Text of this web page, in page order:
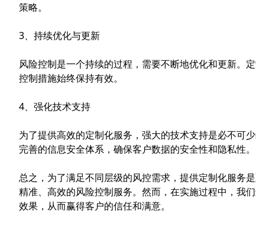
策略。
3、持续优化与更新
风险控制是一个持续的过程，需要不断地优化和更新。
控制措施始终保持有效。
4、强化技术支持
为了提供高效的定制化服务，强大的技术支持是必不可
完善的信息安全体系，确保客户数据的安全性和隐私性。
总之，为了满足不同层级的风控需求，提供定制化服务
精准、高效的风险控制服务。然而，在实施过程中，我
效果，从而赢得客户的信任和满意。